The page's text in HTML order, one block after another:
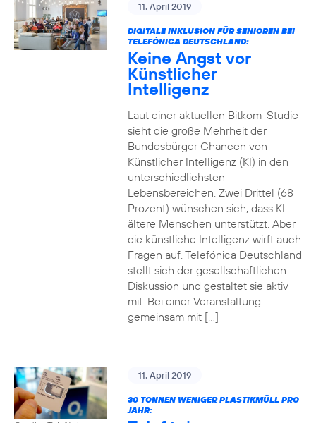
11. April 2019
DIGITALE INKLUSION FÜR SENIOREN BEI
TELEFÓNICA DEUTSCHLAND:
Keine Angst vor
Künstlicher
Intelligenz
Laut einer aktuellen Bitkom-Studie
sieht die große Mehrheit der
Bundesbürger Chancen von
Künstlicher Intelligenz (KI) in den
unterschiedlichsten
Lebensbereichen. Zwei Drittel (68
Prozent) wünschen sich, dass KI
ältere Menschen unterstützt. Aber
die künstliche Intelligenz wirft auch
Fragen auf. Telefónica Deutschland
stellt sich der gesellschaftlichen
Diskussion und gestaltet sie aktiv
mit. Bei einer Veranstaltung
gemeinsam mit […]
11. April 2019
30 TONNEN WENIGER PLASTIKMÜLL PRO
JAHR: